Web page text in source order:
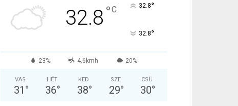
32.8 °C 32.8°
32.8°
23% 4.6kmh 20%
VAS
31 °
HÉT
36°
KED
38°
SZE
29°
CSÜ
30°